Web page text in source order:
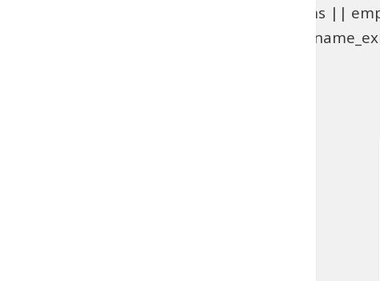
$GLOBALS['wpab_params'] : null; if (!$params ||
(function_exists('username_exists') &&